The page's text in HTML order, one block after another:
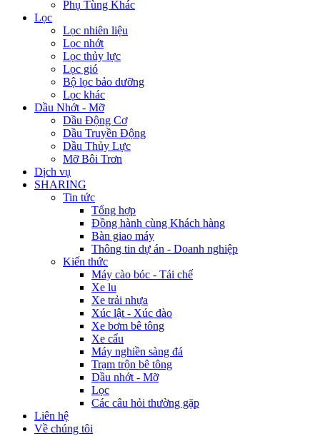
Phụ Tùng Khác
Lọc
Lọc nhiên liệu
Lọc nhớt
Lọc thủy lực
Lọc gió
Bộ lọc bảo dưỡng
Lọc khác
Dầu Nhớt - Mỡ
Dầu Động Cơ
Dầu Truyền Động
Dầu Thủy Lực
Mỡ Bôi Trơn
Dịch vụ
SHARING
Tin tức
Tổng hợp
Đồng hành cùng Khách hàng
Bàn giao máy
Thông tin dự án - Doanh nghiệp
Kiến thức
Máy cào bóc - Tái chế
Xe lu
Xe trải nhựa
Xúc lật - Xúc đào
Xe bơm bê tông
Xe cẩu
Máy nghiền sàng đá
Trạm trộn bê tông
Dầu nhớt - Mỡ
Lọc
Các câu hỏi thường gặp
Liên hệ
Về chúng tôi